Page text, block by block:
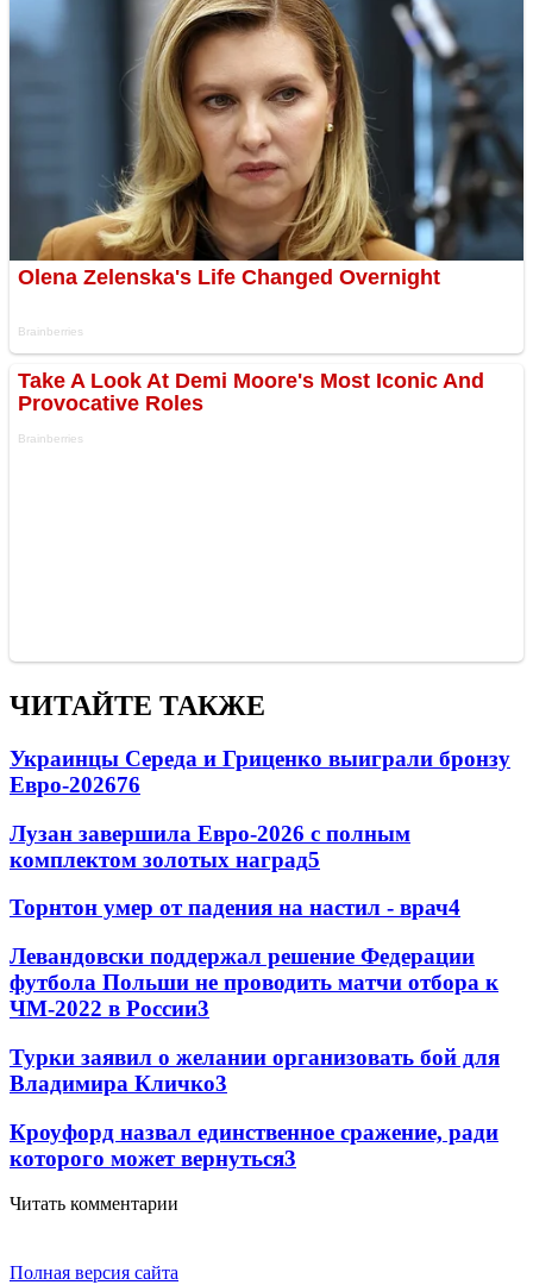
ЧИТАЙТЕ ТАКЖЕ
Украинцы Середа и Гриценко выиграли бронзу
Евро-202676
Лузан завершила Евро-2026 с полным
комплектом золотых наград5
Торнтон умер от падения на настил - врач4
Левандовски поддержал решение Федерации
футбола Польши не проводить матчи отбора к
ЧМ-2022 в России3
Турки заявил о желании организовать бой для
Владимира Кличко3
Кроуфорд назвал единственное сражение, ради
которого может вернуться3
Читать комментарии
Полная версия сайта